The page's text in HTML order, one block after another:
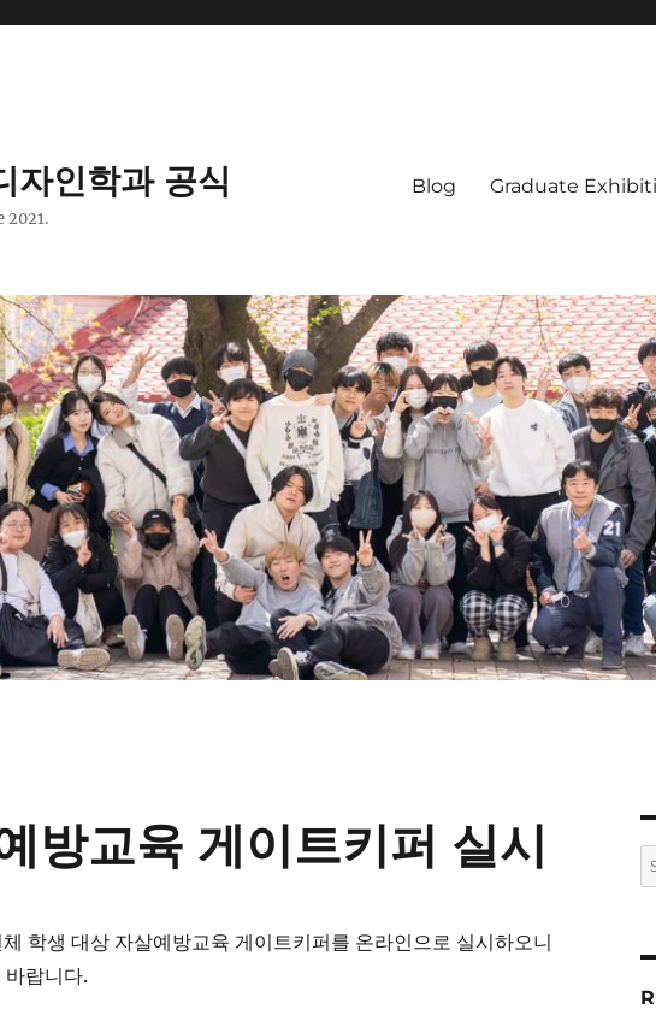
자인학과 공식
2021.
Blog Graduate
방교육 게이트키퍼 실시
학생 대상 자살예방교육 게이트키퍼를 온라인으로 실시하오니
바랍니다.